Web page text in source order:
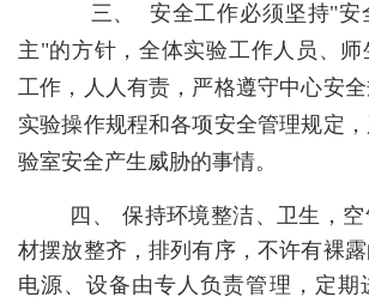
三、
安全工作必须坚持"安
主"的方针，全体实验工作人员、师
工作，人人有责，严格遵守中心安
实验操作规程和各项安全管理规定
验室安全产生威胁的事情。
四、
保持环境整洁、卫生，
材摆放整齐，排列有序，不许有裸
电源、设备由专人负责管理，定期